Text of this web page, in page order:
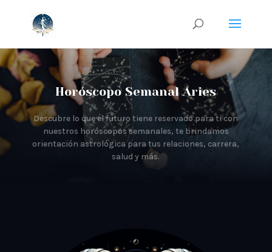
Horóscopo SemanalAries
Descubre lo que el futuro tiene reservado para ti con
nuestros horóscopos semanales, te brindamos
orientación astrológica para tus relaciones, carrera,
salud y más.